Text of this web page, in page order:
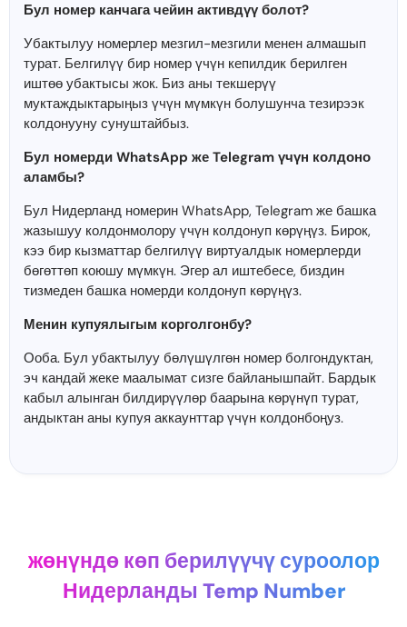
Бул номер канчага чейин активдүү болот?
Убактылуу номерлер мезгил-мезгили менен алмашып
турат. Белгилүү бир номер үчүн кепилдик берилген
иштөө убактысы жок. Биз аны текшерүү
муктаждыктарыңыз үчүн мүмкүн болушунча тезирээк
колдонууну сунуштайбыз.
Бул номерди WhatsApp же Telegram үчүн колдоно
аламбы?
Бул Нидерланд номерин WhatsApp, Telegram же башка
жазышуу колдонмолору үчүн колдонуп көрүңүз. Бирок,
кээ бир кызматтар белгилүү виртуалдык номерлерди
бөгөттөп коюшу мүмкүн. Эгер ал иштебесе, биздин
тизмеден башка номерди колдонуп көрүңүз.
Менин купуялыгым корголгонбу?
Ооба. Бул убактылуу бөлүшүлгөн номер болгондуктан,
эч кандай жеке маалымат сизге байланышпайт. Бардык
кабыл алынган билдирүүлөр баарына көрүнүп турат,
андыктан аны купуя аккаунттар үчүн колдонбоңуз.
жөнүндө көп берилүүчү суроолор
Нидерланды Temp Number